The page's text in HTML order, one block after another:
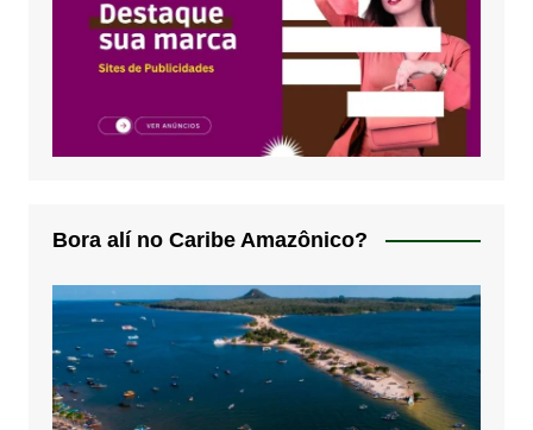
Bora alí no Caribe Amazônico?